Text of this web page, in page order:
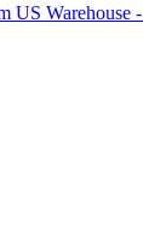
US Warehouse